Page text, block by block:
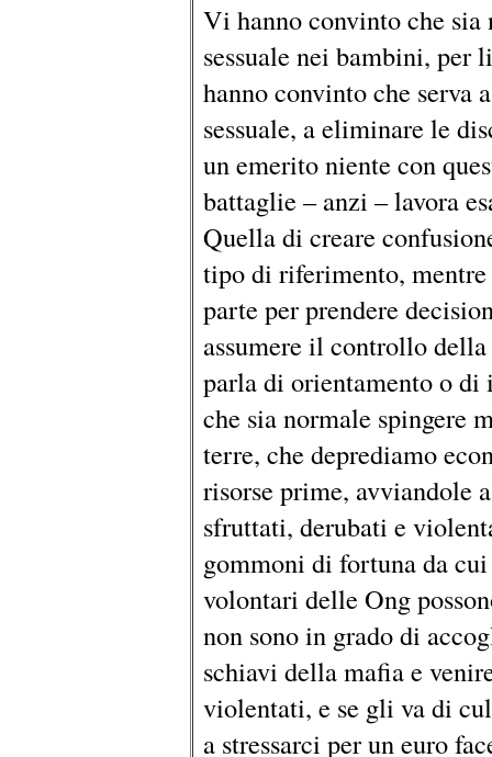
Vi hanno convinto che sia
sessuale nei bambini,
hanno convinto che serva
sessuale, a eliminare le
un emerito niente con
battaglie – anzi – lavora
Quella di creare
tipo di riferimento,
parte per prendere
assumere il controllo
parla di orientamento o di
che sia normale spingere
terre, che deprediamo
risorse prime, avviandole
sfruttati, derubati e
gommoni di fortuna da
volontari delle Ong
non sono in grado di
schiavi della mafia e
violentati, e se gli va di
a stressarci per un euro